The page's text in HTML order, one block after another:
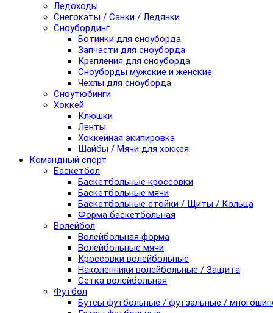
Ледоходы
Снегокаты / Санки / Ледянки
Сноубординг
Ботинки для сноуборда
Запчасти для сноуборда
Крепления для сноуборда
Сноуборды мужские и женские
Чехлы для сноуборда
Сноутюбинги
Хоккей
Клюшки
Ленты
Хоккейная экипировка
Шайбы / Мячи для хоккея
Командный спорт
Баскетбол
Баскетбольные кроссовки
Баскетбольные мячи
Баскетбольные стойки / Щиты / Кольца
Форма баскетбольная
Волейбол
Волейбольная форма
Волейбольные мячи
Кроссовки волейбольные
Наколенники волейбольные / Защита
Сетка волейбольная
Футбол
Бутсы футбольные / футзальные /